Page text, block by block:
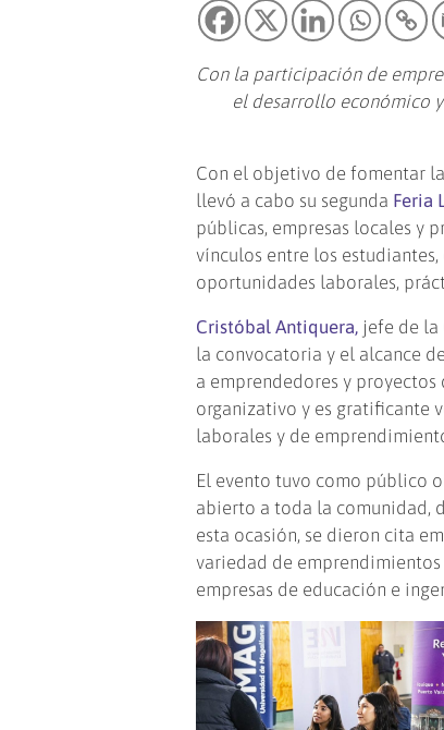
Con la participación de
el desarrollo económico
Con el objetivo de fomentar
llevó a cabo su segunda Feria
públicas, empresas locales y
vínculos entre los
oportunidades laborales,
Cristóbal Antiquera, jefe de la
la convocatoria y el alcance
a emprendedores y
organizativo y es gratificante
laborales y de
El evento tuvo como público
abierto a toda la comunidad,
esta ocasión, se dieron cita
variedad de emprendimientos
empresas de educación e